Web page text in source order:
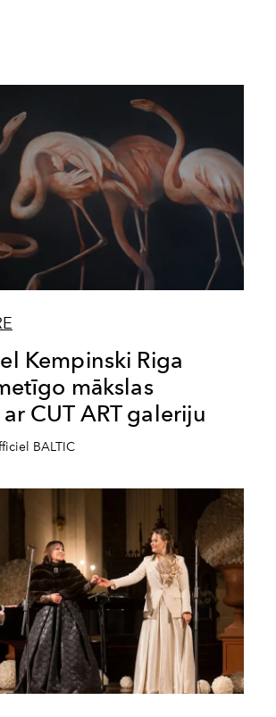
Kempinski Riga
mākslas
CUT ART galeriju
BALTIC